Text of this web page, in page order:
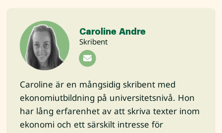
Caroline Andre
Skribent
Caroline är en mångsidig skribent med
ekonomiutbildning på universitetsnivå. Hon
har lång erfarenhet av att skriva texter inom
ekonomi och ett särskilt intresse för